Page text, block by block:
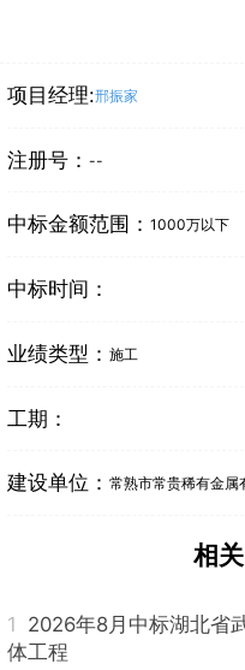
项目经理:邢振家
注册号： --
中标金额范围： 1000万以下
中标时间：
业绩类型： 施工
工期：
建设单位： 常熟市常贵稀有金属
相
1 2026年8月中标湖北省
体工程